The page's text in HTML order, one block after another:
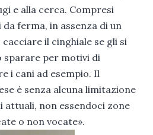
e alla cerca. Compresi
ferma, in assenza di un
il cinghiale se gli si
sparare per motivi di
i cani ad esempio. Il
è senza alcuna limitazione
attuali, non essendoci zone
o non vocate».